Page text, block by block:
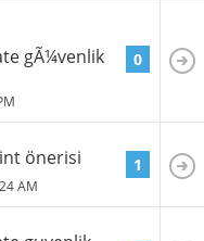
gÃ¼venlik
0
önerisi
AM
1